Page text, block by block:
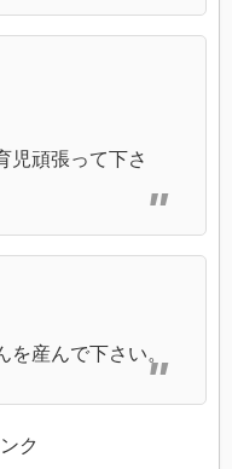
児頑張って下さ
産んで下さい。
ク